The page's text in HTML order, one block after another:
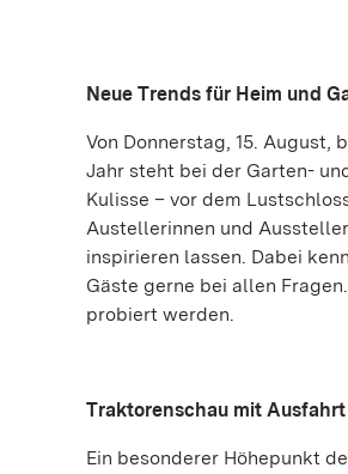
Neue Trends für Heim und
Von Donnerstag, 15. August,
Jahr steht bei der Garten-
Kulisse – vor dem
Austellerinnen und
inspirieren lassen. Dabei
Gäste gerne bei allen
probiert werden.
Traktorenschau mit Ausfahrt
Ein besonderer Höhepunkt